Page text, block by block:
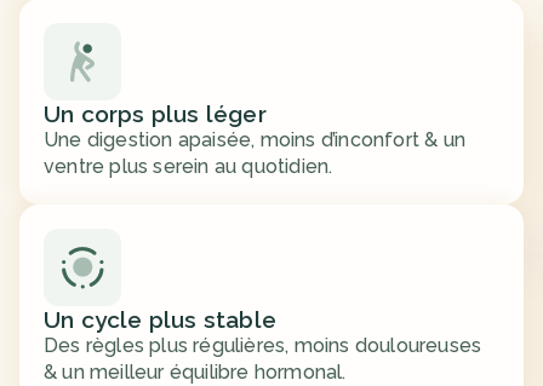
Un corps plus léger
Une digestion apaisée, moins d’inconfort & un
ventre plus serein au quotidien.
Un cycle plus stable
Des règles plus régulières, moins douloureuses
& un meilleur équilibre hormonal.